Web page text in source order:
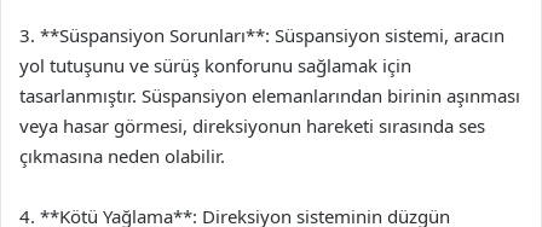
3. **Süspansiyon Sorunları**: Süspansiyon sistemi, aracın
yol tutuşunu ve sürüş konforunu sağlamak için
tasarlanmıştır. Süspansiyon elemanlarından birinin aşınması
veya hasar görmesi, direksiyonun hareketi sırasında ses
çıkmasına neden olabilir.
4. **Kötü Yağlama**: Direksiyon sisteminin düzgün